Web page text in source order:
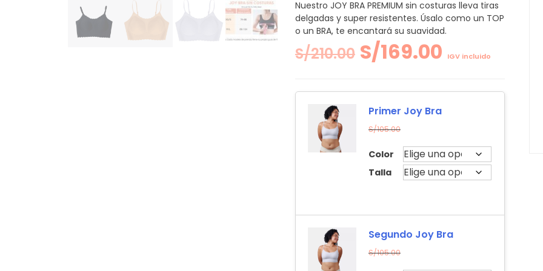
Nuestro JOY BRA PREMIUM sin costuras lleva tiras
delgadas y super resistentes. Úsalo como un TOP
o un BRA, te encantará su suavidad.
S/210.00 El
original
era:
S/210.00.
S/169.00El
actual
S/169.00.
IGV incluido
Primer Joy Bra
S/105.00
Color
Talla
Segundo Joy Bra
S/105.00